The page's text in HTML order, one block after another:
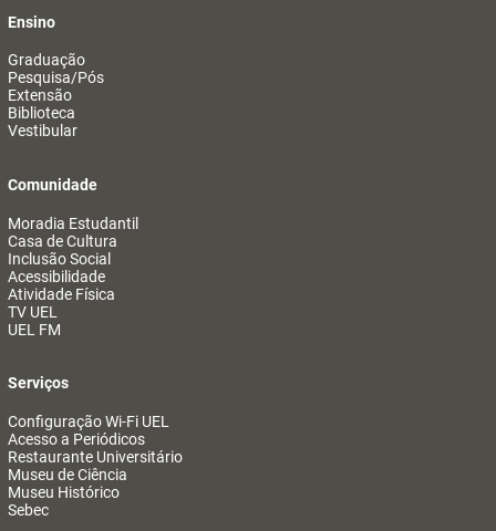
Ensino
Graduação
Pesquisa/Pós
Extensão
Biblioteca
Vestibular
Comunidade
Moradia Estudantil
Casa de Cultura
Inclusão Social
Acessibilidade
Atividade Física
TV UEL
UEL FM
Serviços
Configuração Wi-Fi UEL
Acesso a Periódicos
Restaurante Universitário
Museu de Ciência
Museu Histórico
Sebec